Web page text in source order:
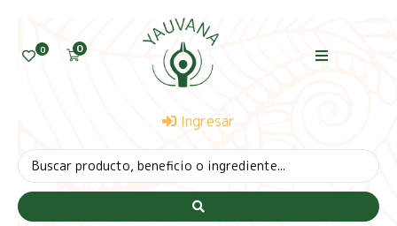
0 0
Ingresar